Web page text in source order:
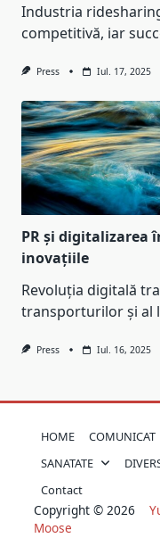
Industria
competitivă, iar
Press Iul. 17, 2025
PR și digitalizarea
inovațiile
Revoluția digitală
transporturilor și al
Press Iul. 16, 2025
HOME COMUNICAT
SANATATE
Contact
Copyright © 2026
Moose